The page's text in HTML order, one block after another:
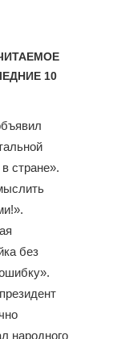
10
стране».
без
народного